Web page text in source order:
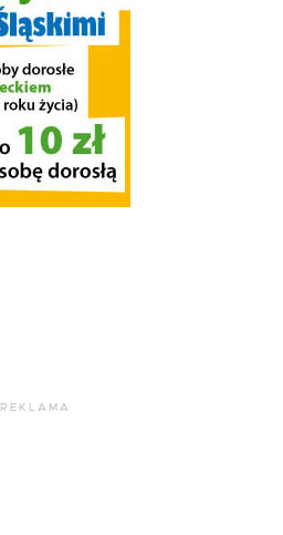
REKLAMA